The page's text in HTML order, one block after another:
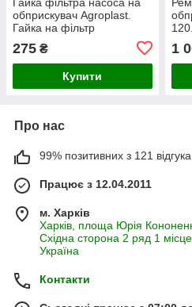
обприскувач Agroplast.
Гайка на фільтр
причепного обприскувача
ARAG
275 ₴
Купити
120
1
Про нас
99% позитивних з 121 відгука
Працює з 12.04.2011
м. Харків
Харків, площа Юрія
Східна сторона 2 ряд 1
Україна
Контакти